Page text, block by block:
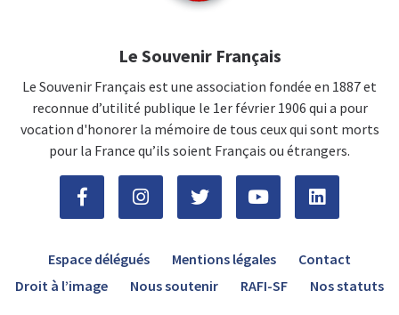
Le Souvenir Français
Le Souvenir Français est une association fondée en 1887 et
reconnue d’utilité publique le 1er février 1906 qui a pour
vocation d'honorer la mémoire de tous ceux qui sont morts
pour la France qu’ils soient Français ou étrangers.
Espace délégués Mentions légales
Contact
Droit à l’image
Nous soutenir RAFI-SF Nos statuts